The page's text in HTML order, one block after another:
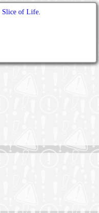
Slice of Life.